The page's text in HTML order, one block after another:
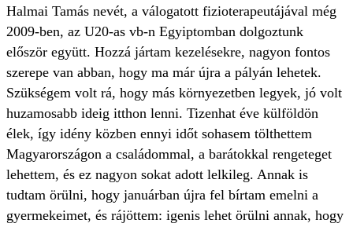
Halmai Tamás nevét, a válogatott fizioterapeutájával még
2009-ben, az U20-as vb-n Egyiptomban dolgoztunk
először együtt. Hozzá jártam kezelésekre, nagyon fontos
szerepe van abban, hogy ma már újra a pályán lehetek.
Szükségem volt rá, hogy más környezetben legyek, jó volt
huzamosabb ideig itthon lenni. Tizenhat éve külföldön
élek, így idény közben ennyi időt sohasem tölthettem
Magyarországon a családommal, a barátokkal rengeteget
lehettem, és ez nagyon sokat adott lelkileg. Annak is
tudtam örülni, hogy januárban újra fel bírtam emelni a
gyermekeimet, és rájöttem: igenis lehet örülni annak, hogy